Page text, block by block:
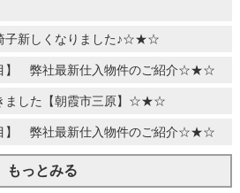
新しくなりました♪☆★☆
】 弊社最新仕入物件のご紹介☆★☆
した【朝霞市三原】☆★☆
】 弊社最新仕入物件のご紹介☆★☆
もっとみる